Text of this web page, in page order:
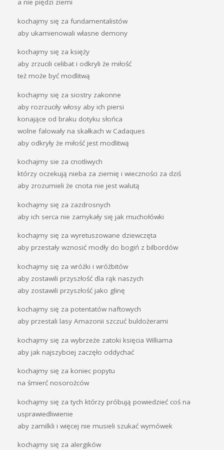
a nie piędzi ziemi
kochajmy się za fundamentalistów
aby ukamienowali własne demony
kochajmy się za księży
aby zrzucili celibat i odkryli że miłość
też może być modlitwą
kochajmy się za siostry zakonne
aby rozrzuciły włosy aby ich piersi
konające od braku dotyku słońca
wolne falowały na skałkach w Cadaques
aby odkryły że miłość jest modlitwą
kochajmy sie za cnotliwych
którzy oczekują nieba za ziemię i wieczności za dziś
aby zrozumieli że cnota nie jest walutą
kochajmy się za zazdrosnych
aby ich serca nie zamykały się jak muchołówki
kochajmy się za wyretuszowane dziewczęta
aby przestały wznosić modły do bogiń z bilbordów
kochajmy się za wróżki i wróżbitów
aby zostawili przyszłość dla rąk naszych
aby zostawili przyszłość jako glinę
kochajmy się za potentatów naftowych
aby przestali lasy Amazonii szczuć buldożerami
kochajmy się za wybrzeże zatoki księcia Williama
aby jak najszybciej zaczęło oddychać
kochajmy się za koniec popytu
na śmierć nosorożców
kochajmy się za tych którzy próbują powiedzieć coś na
usprawiedliwienie
aby zamilkli i więcej nie musieli szukać wymówek
kochajmy się za alergików